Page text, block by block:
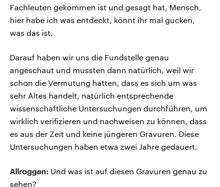
Fachleuten gekommen ist und gesagt hat, Mensch,
hier habe ich was entdeckt, könnt ihr mal gucken,
was das ist.
Darauf haben wir uns die Fundstelle genau
angeschaut und mussten dann natürlich, weil wir
schon die Vermutung hatten, dass es sich um was
sehr Altes handelt, natürlich entsprechende
wissenschaftliche Untersuchungen durchführen, um
wirklich verifizieren und nachweisen zu können, dass
es aus der Zeit und keine jüngeren Gravuren. Diese
Untersuchungen haben etwa zwei Jahre gedauert.
Allroggen: Und was ist auf diesen Gravuren genau zu
sehen?